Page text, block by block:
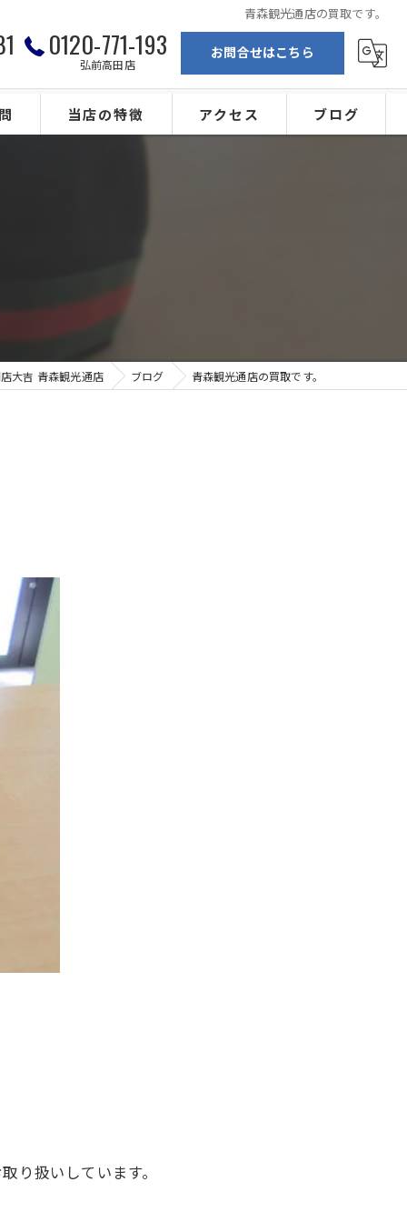
青森観光通店の買取です。
0120-771-193
弘前高田店
お問合せはこちら
当店の特徴
カメラ
アクセス ブログ
大吉 青森観光通店 ブログ 青森観光通店の買取です。
り扱いしています。